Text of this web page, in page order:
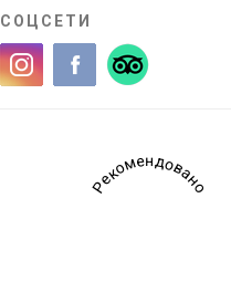
СОЦСЕТИ
Рекомендовано